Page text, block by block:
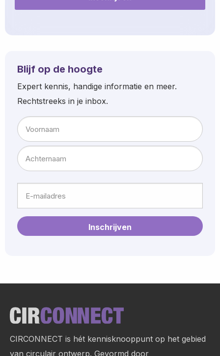
Blijf op de hoogte
Expert kennis, handige informatie en meer.
Rechtstreeks in je inbox.
Naam
Voornaam
Site
footer
CIRCONNECT is hét kennisknooppunt op het gebied
van circulair ontwerp. Gevormd door